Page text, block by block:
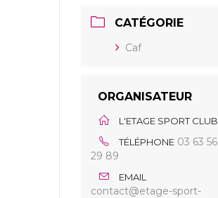
CATÉGORIE
Caf
ORGANISATEUR
L'ETAGE SPORT CLUB
TÉLÉPHONE 03 63 56
29 89
EMAIL
contact@etage-sport-